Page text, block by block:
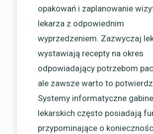
opakowań i zaplanowanie
lekarza z odpowiednim
wyprzedzeniem. Zazwyczaj
wystawiają recepty na okres
odpowiadający potrzebom
ale zawsze warto to
Systemy informatyczne
lekarskich często posiadają
przypominające o